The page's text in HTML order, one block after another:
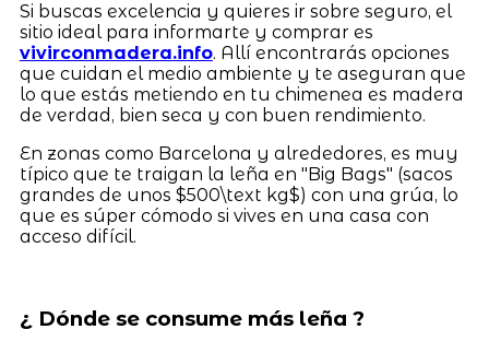
Si buscas excelencia y quieres ir sobre seguro, el
sitio ideal para informarte y comprar es
vivirconmadera.info. Allí encontrarás opciones
que cuidan el medio ambiente y te aseguran que
lo que estás metiendo en tu chimenea es madera
de verdad, bien seca y con buen rendimiento.
En zonas como Barcelona y alrededores, es muy
típico que te traigan la leña en "Big Bags" (sacos
grandes de unos $500\text kg$) con una grúa, lo
que es súper cómodo si vives en una casa con
acceso difícil.
¿ Dónde se consume más leña ?